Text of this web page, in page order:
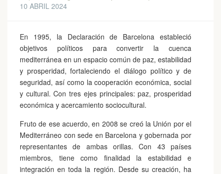
10 ABRIL 2024
En 1995, la Declaración de Barcelona estableció
objetivos políticos para convertir la cuenca
mediterránea en un espacio común de paz, estabilidad
y prosperidad, fortaleciendo el diálogo político y de
seguridad, así como la cooperación económica, social
y cultural. Con tres ejes principales: paz, prosperidad
económica y acercamiento sociocultural.
Fruto de ese acuerdo, en 2008 se creó la Unión por el
Mediterráneo con sede en Barcelona y gobernada por
representantes de ambas orillas. Con 43 países
miembros, tiene como finalidad la estabilidad e
integración en toda la región. Desde su creación, ha